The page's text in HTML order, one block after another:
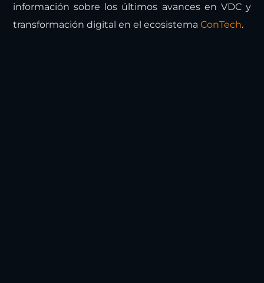
información sobre los últimos avances en VDC y
transformación digital en el ecosistemaConTech.